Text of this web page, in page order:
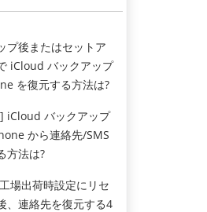
プ後またはセットア
iCloud バックアップ
を復元する方法は?
iCloud バックアップ
から連絡先/SMS
方法は?
場出荷時設定にリセ
、連絡先を復元する4